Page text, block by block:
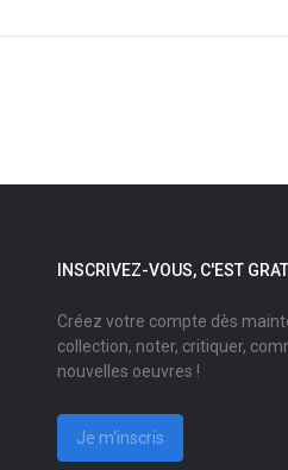
INSCRIVEZ-VOUS, C'EST
Créez votre compte dès
collection, noter, critiquer,
nouvelles oeuvres !
Je m'inscris